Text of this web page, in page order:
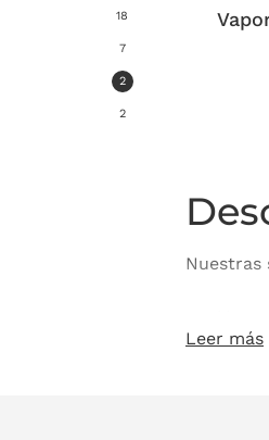
18
7
2
2
Nuestras
Leer más